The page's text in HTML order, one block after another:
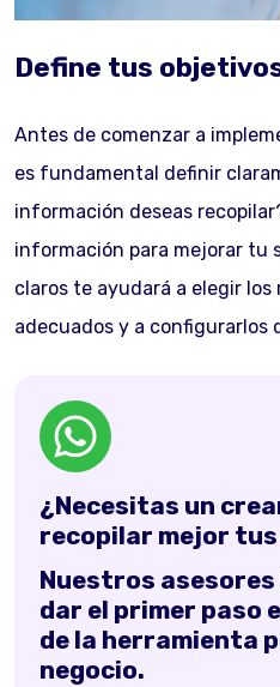
Define tus
Antes de comenzar a
es fundamental definir
información deseas
información para mejorar tu
claros te ayudará a elegir
adecuados y a configurarlos
¿Necesitas un
recopilar mejor
Nuestros
dar el primer paso
de la herramienta
negocio.